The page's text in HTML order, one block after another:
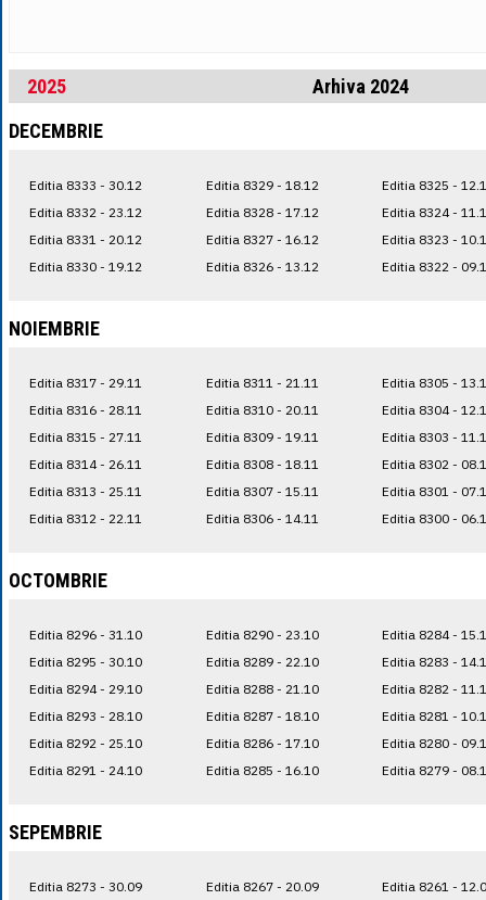
2025
Arhiva 2024
DECEMBRIE
Editia 8333 - 30.12
Editia 8332 - 23.12
Editia 8331 - 20.12
Editia 8330 - 19.12
Editia 8329 - 18.12
Editia 8328 - 17.12
Editia 8327 - 16.12
Editia 8326 - 13.12
Editia 8325 -
Editia 8324 -
Editia 8323 -
Editia 8322 -
NOIEMBRIE
Editia 8317 - 29.11
Editia 8316 - 28.11
Editia 8315 - 27.11
Editia 8314 - 26.11
Editia 8313 - 25.11
Editia 8312 - 22.11
Editia 8311 - 21.11
Editia 8310 - 20.11
Editia 8309 - 19.11
Editia 8308 - 18.11
Editia 8307 - 15.11
Editia 8306 - 14.11
Editia 8305 -
Editia 8304 -
Editia 8303 -
Editia 8302 -
Editia 8301 -
Editia 8300 -
OCTOMBRIE
Editia 8296 - 31.10
Editia 8295 - 30.10
Editia 8294 - 29.10
Editia 8293 - 28.10
Editia 8292 - 25.10
Editia 8291 - 24.10
Editia 8290 - 23.10
Editia 8289 - 22.10
Editia 8288 - 21.10
Editia 8287 - 18.10
Editia 8286 - 17.10
Editia 8285 - 16.10
Editia 8284 -
Editia 8283 -
Editia 8282 -
Editia 8281 -
Editia 8280 -
Editia 8279 -
SEPEMBRIE
Editia 8273 - 30.09
Editia 8267 - 20.09
Editia 8261 -